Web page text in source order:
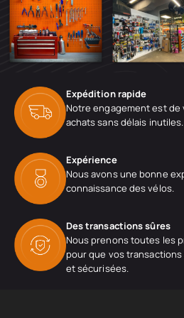
Expédition rapide
Notre engagement est
achats sans délais inutiles.
Expérience
Nous avons une bonne
connaissance des vélos.
Des transactions sûres
Nous prenons toutes les
pour que vos
et sécurisées.